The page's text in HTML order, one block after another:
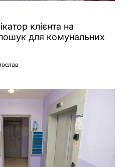
клієнта на
пошук для комунальних